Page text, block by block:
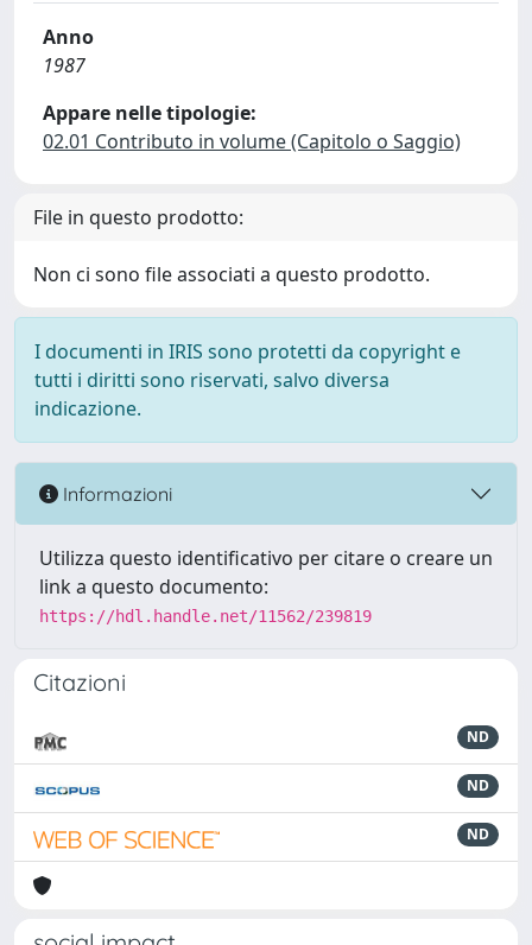
Anno
1987
Appare nelle tipologie:
02.01 Contributo in volume (Capitolo o Saggio)
File in questo prodotto:
Non ci sono file associati a questo prodotto.
I documenti in IRIS sono protetti da copyright e
tutti i diritti sono riservati, salvo diversa
indicazione.
Informazioni
Utilizza questo identificativo per citare o creare un
link a questo documento:
https://hdl.handle.net/11562/239819
Citazioni
ND
ND
ND